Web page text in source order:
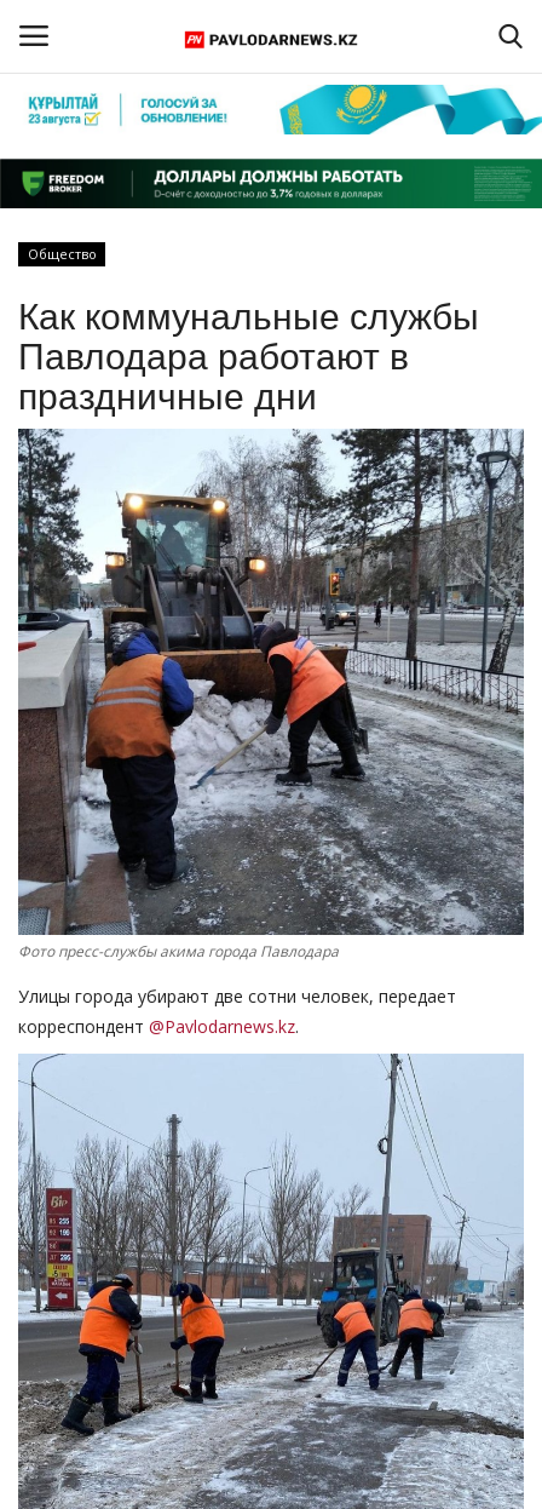
Регистрация
Главная
ПАВЛОДАРСКАЯ ОБЛАСТЬ
КАЗАХСТАН
МИР
СПЕЦПРОЕКТЫ
СПОРТ
Чек-лист
РАЗВЛЕЧЕНИЯ
OFFICIAL
Курултай
Язык
Қазақша Русский
Общество
Как коммунальные службы
Павлодара работают в
праздничные дни
Фото пресс-службы акима города Павлодара
Улицы города убирают две сотни человек, передает
корреспондент @Pavlodarnews.kz.